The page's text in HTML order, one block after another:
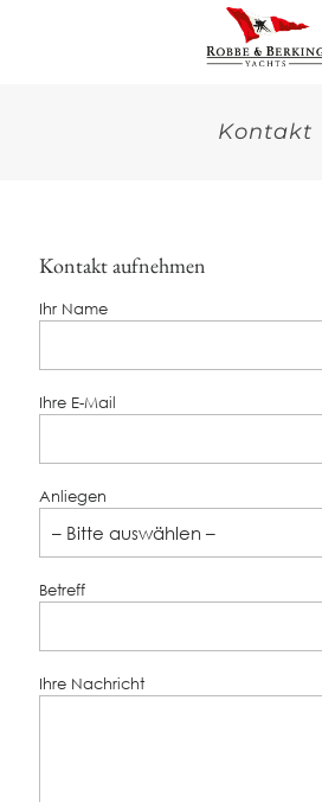
Kontakt
Kontakt aufnehmen
Ihr Name
Ihre E-Mail
Anliegen
Betreff
Ihre Nachricht